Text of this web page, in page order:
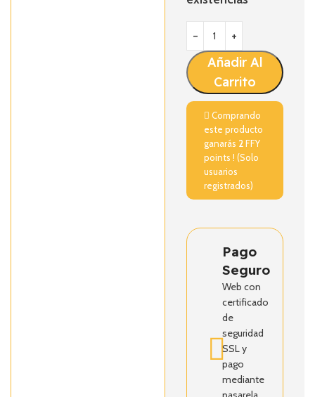
Añadir Al
Carrito
Comprando
este producto
ganarás 2FFY
points ! (Solo
usuarios
registrados)
Pago
Seguro
Web con
certificado
de
seguridad
SSL y
pago
mediante